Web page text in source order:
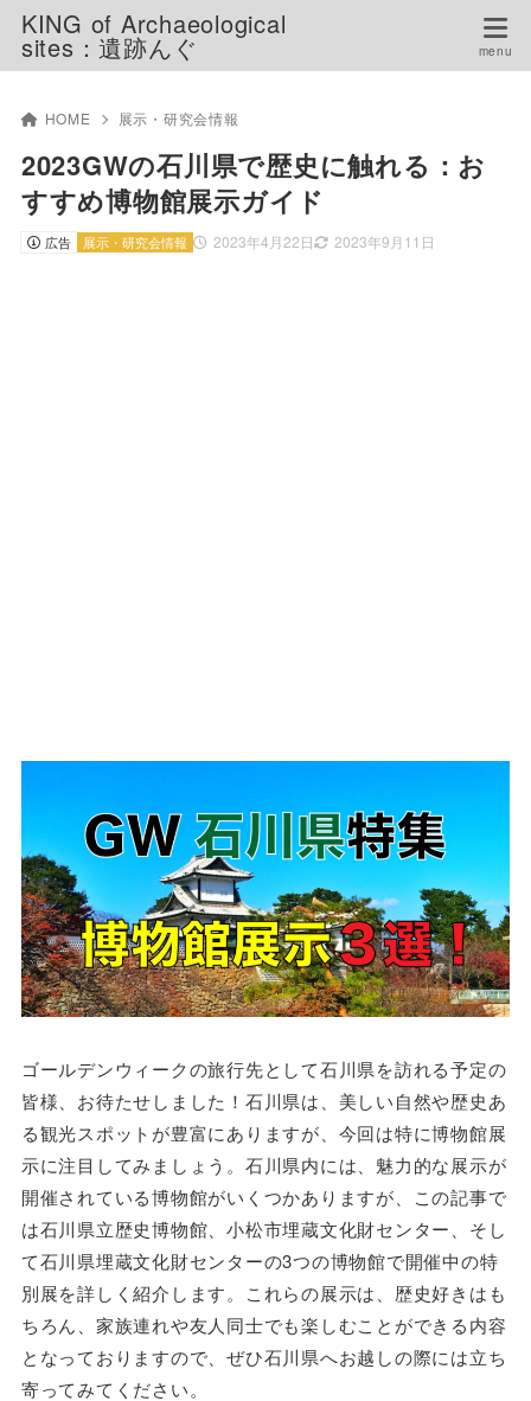
KING of Archaeological
sites：遺跡んぐ
HOME 展示・研究会情報
2023GWの石川県で歴史に触れる：お
すすめ博物館展示ガイド
広告 2023年4月22日 2023年9月11日
展示・研究会情報
ゴールデンウィークの旅行先として石川県を訪れる予定の
皆様、お待たせしました！石川県は、美しい自然や歴史あ
る観光スポットが豊富にありますが、今回は特に博物館展
示に注目してみましょう。石川県内には、魅力的な展示が
開催されている博物館がいくつかありますが、この記事で
は石川県立歴史博物館、小松市埋蔵文化財センター、そし
て石川県埋蔵文化財センターの3つの博物館で開催中の特
別展を詳しく紹介します。これらの展示は、歴史好きはも
ちろん、家族連れや友人同士でも楽しむことができる内容
となっておりますので、ぜひ石川県へお越しの際には立ち
寄ってみてください。